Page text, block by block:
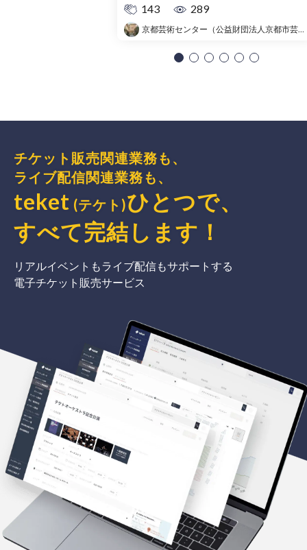
143
289
京都芸術センター（公益財団法人京都市芸術文化協会）
チケット販売関連業務も、
ライブ配信関連業務も、
teket (テケト)ひとつで、
すべて完結 します ！
リアルイベントもライブ配信もサポートする
電子チケット販売サービス